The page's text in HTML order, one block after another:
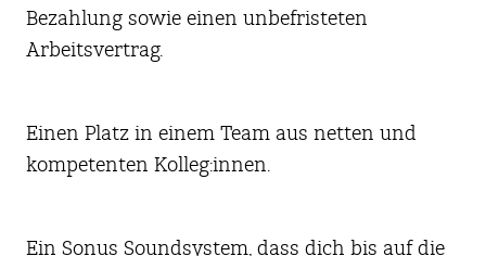
Bezahlung sowie einen unbefristeten
Arbeitsvertrag.
Einen Platz in einem Team aus netten und
kompetenten Kolleg:innen.
Ein Sonus Soundsystem, dass dich bis auf die